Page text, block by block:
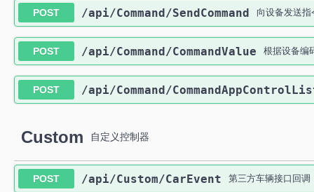
POST ​/api​/Command​/SendCommand 向设备发送指
POST ​/api​/Command​/CommandValue 根据设备编
POST ​/api​/Command​/
Custom 自定义控制器
POST ​/api​/Custom​/CarEvent 第三方车辆接口回调